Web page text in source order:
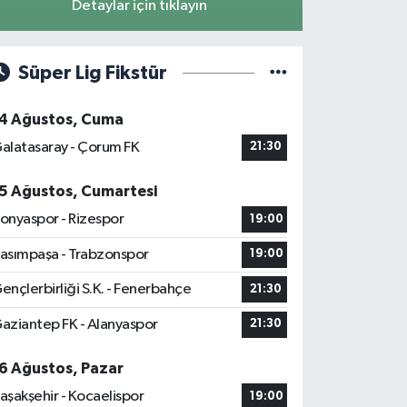
Detaylar için tıklayın
Süper Lig Fikstür
Ağustos, Cuma
- Çorum FK
21:30
Ağustos, Cumartesi
- Rizespor
19:00
- Trabzonspor 19:00
S.K. - Fenerbahçe 21:30
FK - Alanyaspor 21:30
Ağustos, Pazar
- Kocaelispor
19:00